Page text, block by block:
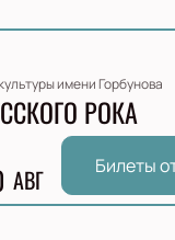
имени Горбунова
РОКА
АВГ Билеты